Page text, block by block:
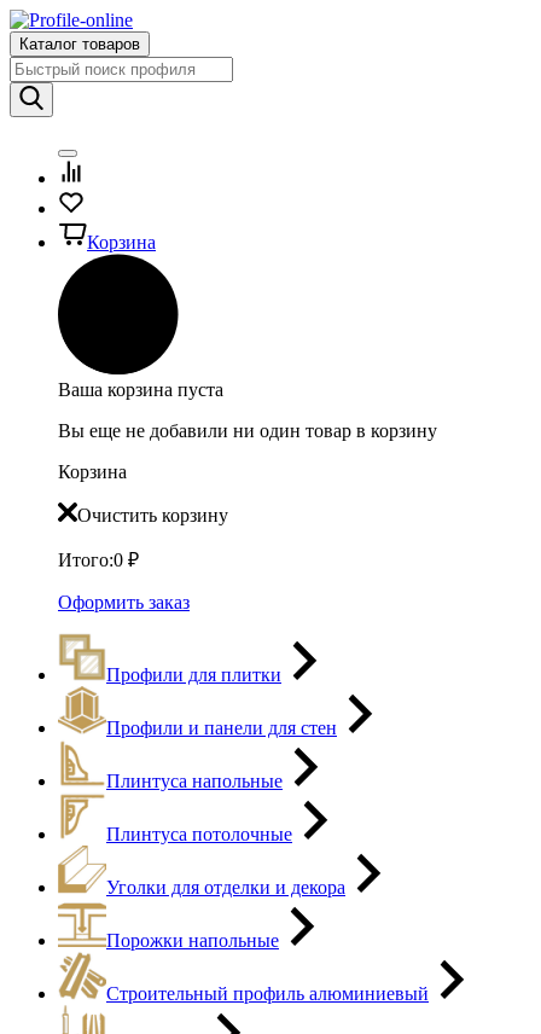
Каталог товаров
Корзина
Ваша корзина пуста
Вы еще не добавили ни один товар в корзину
Корзина
Очистить корзину
Итого:0 ₽
Оформить заказ
Профили для плитки
Профили и панели для стен
Плинтуса напольные
Плинтуса потолочные
Уголки для отделки и декора
Порожки напольные
Строительный профиль алюминиевый